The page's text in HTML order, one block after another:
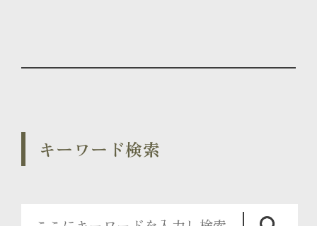
キーワード検索